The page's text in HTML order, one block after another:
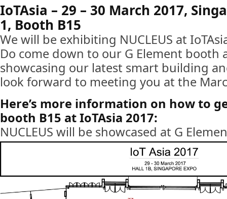
IoTAsia – 29 – 30 March 2017,
1, Booth B15
We will be exhibiting NUCLEUS at
Do come down to our G Element booth
showcasing our latest smart building
look forward to meeting you at the
Here’s more information on how to
booth B15 at IoTAsia 2017:
NUCLEUS will be showcased at G